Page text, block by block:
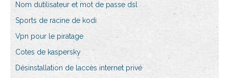
Nom dutilisateur et mot de passe dsl
Sports de racine de kodi
Vpn pour le piratage
Cotes de kaspersky
Désinstallation de laccès internet privé